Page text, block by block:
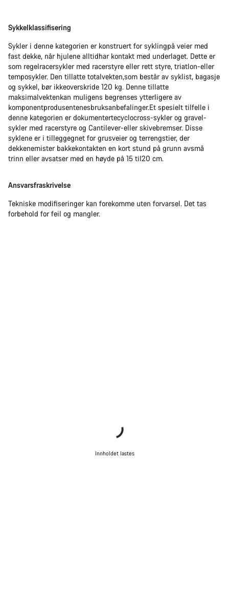
Sykkelklassifisering
Sykler i denne kategorien er konstruert for syklingpå veier med
fast dekke, når hjulene alltidhar kontakt med underlaget. Dette er
som regelracersykler med racerstyre eller rett styre, triatlon-eller
temposykler. Den tillatte totalvekten,som består av syklist, bagasje
og sykkel, bør ikkeoverskride 120 kg. Denne tillatte
maksimalvektenkan muligens begrenses ytterligere av
komponentprodusentenesbruksanbefalinger.Et spesielt tilfelle i
denne kategorien er dokumentertecyclocross-sykler og gravel-
sykler med racerstyre og Cantilever-eller skivebremser. Disse
syklene er i tilleggegnet for grusveier og terrengstier, der
dekkenemister bakkekontakten en kort stund på grunn avsmå
trinn eller avsatser med en høyde på 15 til20 cm.
Ansvarsfraskrivelse
Tekniske modifiseringer kan forekomme uten forvarsel. Det tas
forbehold for feil og mangler.
Innholdet lastes